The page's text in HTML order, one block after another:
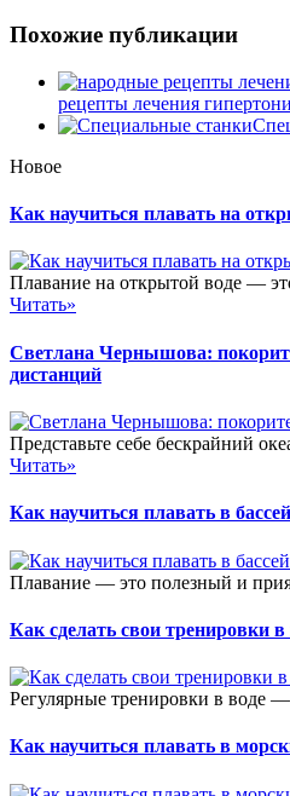
Похожие публикации
рецепты лечения
Новое
Как научиться плавать на
Плавание на открытой воде —
Читать»
Светлана Чернышова:
дистанций
Представьте себе бескрайний
Читать»
Как научиться плавать в
Плавание — это полезный и
Как сделать свои тренировки
Регулярные тренировки в воде —
Как научиться плавать в